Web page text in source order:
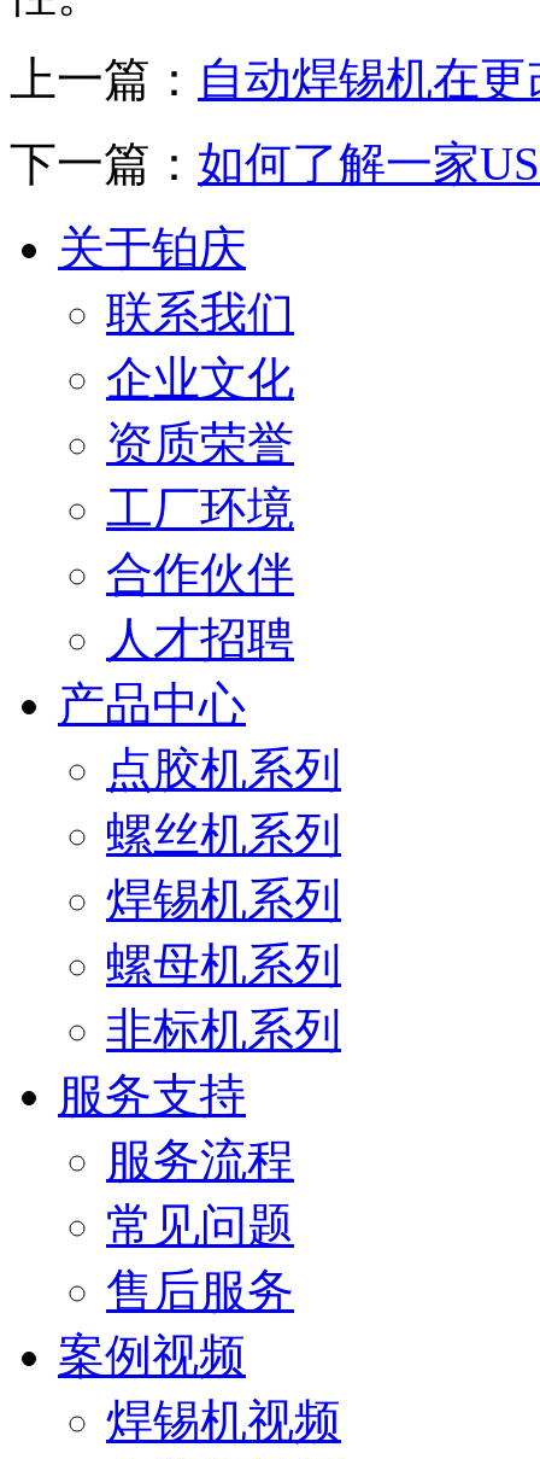
上一篇： 自动焊锡机在
下一篇： 如何了解一家
关于铂庆
联系我们
企业文化
资质荣誉
工厂环境
合作伙伴
人才招聘
产品中心
点胶机系列
螺丝机系列
焊锡机系列
螺母机系列
非标机系列
服务支持
服务流程
常见问题
售后服务
案例视频
焊锡机视频